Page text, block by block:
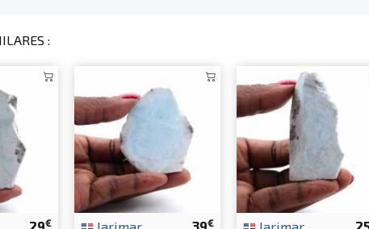
:
29€ 39€
larimar larimar